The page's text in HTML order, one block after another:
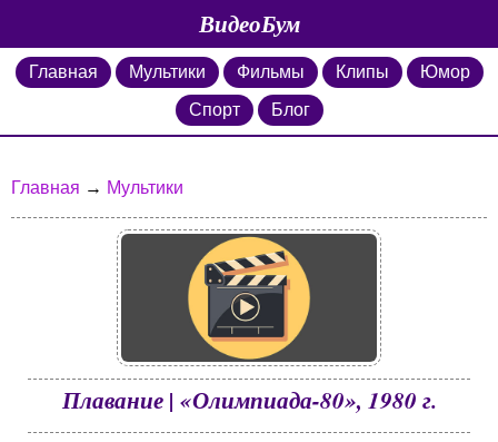
ВидеоБум
Главная Мультики Фильмы Клипы
Юмор
Спорт
Блог
Главная → Мультики
Плавание | «Олимпиада-80», 1980 г.